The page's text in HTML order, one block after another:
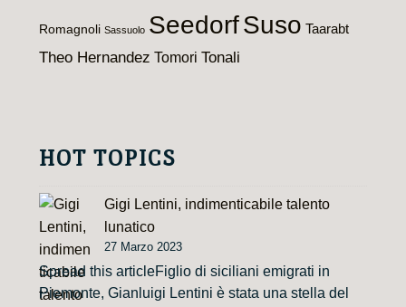
Romagnoli Sassuolo SeedorfSuso Taarabt
Theo Hernandez Tomori Tonali
HOT TOPICS
Gigi Lentini, indimenticabile talento
lunatico
27 Marzo 2023
Spread this articleFiglio di siciliani emigrati in
Piemonte, Gianluigi Lentini è stata una stella del